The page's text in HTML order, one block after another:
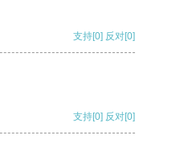
支持[0] 反对[0]
支持[0] 反对[0]